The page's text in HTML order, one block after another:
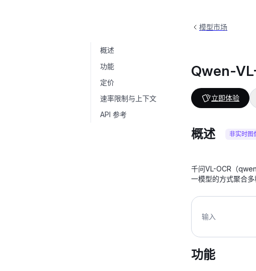
概述
功能
定价
速率限制与上下文
API 参考
模型市场
Qwen-
立即体验
概述 非实时图
千问VL-OCR（
一模型的方式聚合
输入
功能